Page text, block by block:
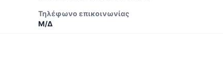
Τηλέφωνο επικοινωνίας
Μ/Δ